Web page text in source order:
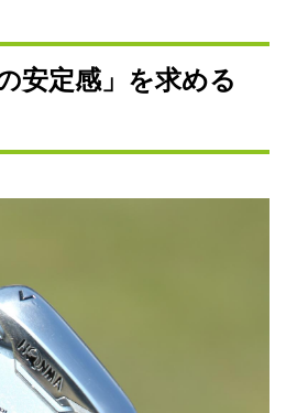
安定感」を求める